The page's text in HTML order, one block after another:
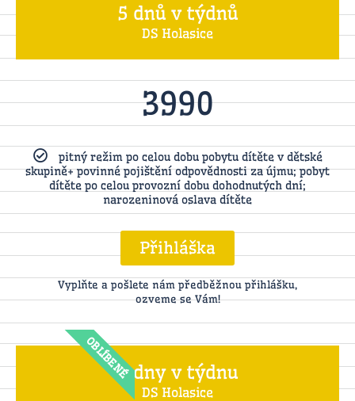
5 dnů v týdnů
DS Holasice
3990
pitný režim po celou dobu pobytu dítěte v dětské
skupině+ povinné pojištění odpovědnosti za újmu; pobyt
dítěte po celou provozní dobu dohodnutých dní;
narozeninová oslava dítěte
Přihláška
Vyplňte a pošlete nám předběžnou přihlášku,
ozveme se Vám!
OBLÍBENÉ4 dny v týdnu
DS Holasice